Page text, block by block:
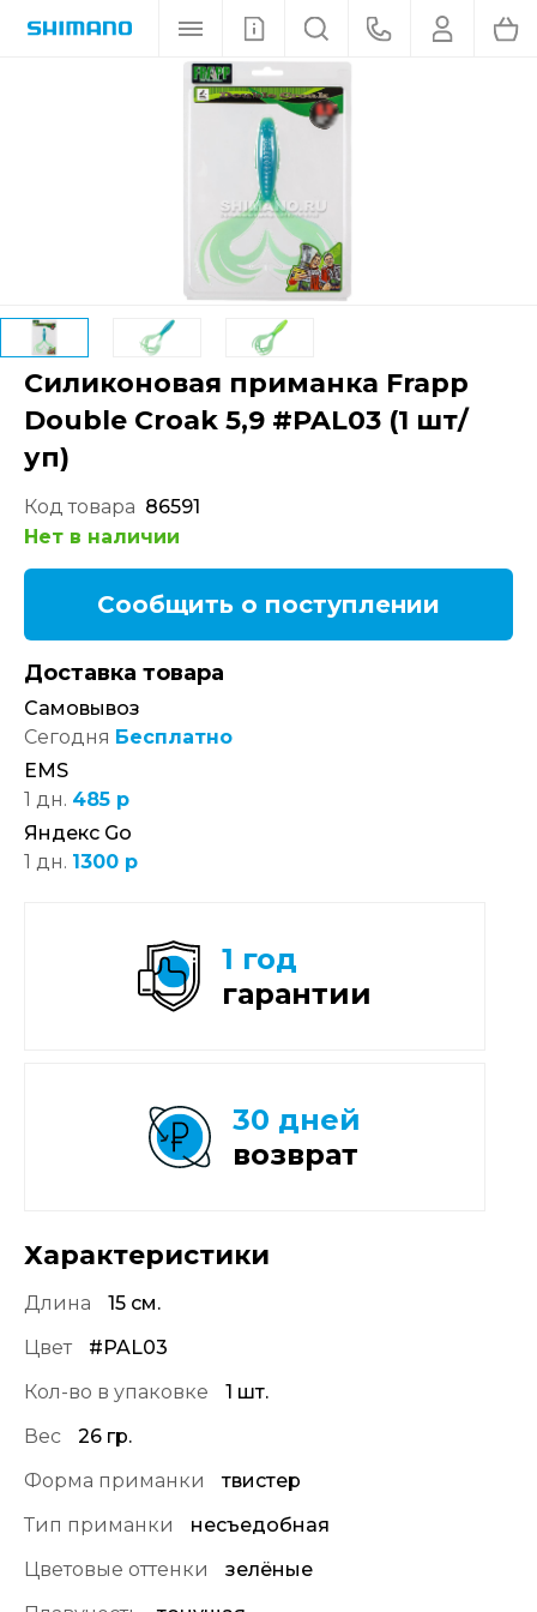
Силиконовая приманка Frapp
Double Croak 5,9 #PAL03 (1 шт/
уп)
Код товара 86591
Нет в наличии
Сообщить о поступлении
Доставка товара
Самовывоз
Сегодня Бесплатно
EMS
1 дн. 485 р
Яндекс Go
1 дн. 1300 р
Характеристики
Длина
15 см.
Цвет
#PAL03
Кол-во в упаковке
1 шт.
Вес
26 гр.
Форма приманки
твистер
Тип приманки
несъедобная
Цветовые оттенки
зелёные
1 год
гарантии
30 дней
возврат